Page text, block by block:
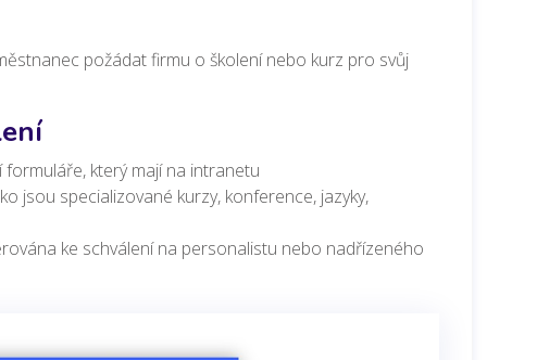
požádat firmu o školení nebo kurz pro svůj
který mají na intranetu
jsou specializované kurzy, konference, jazyky,
ke schválení na personalistu nebo nadřízeného